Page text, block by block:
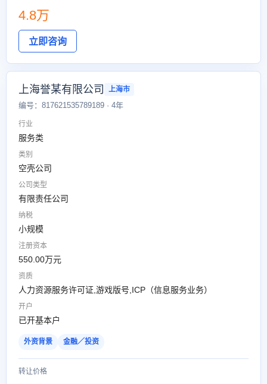
4.8万
立即咨询
上海誉某有限公司 上海市
编号：817621535789189 · 4年
行业
服务类
类别
空壳公司
公司类型
有限责任公司
纳税
小规模
注册资本
550.00万元
资质
人力资源服务许可证,游戏版号,ICP（信息服务业务）
开户
已开基本户
外资背景 金融／投资
转让价格